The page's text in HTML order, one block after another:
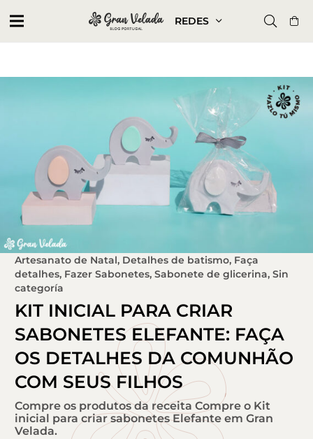
REDES
Artesanato de Natal, Detalhes de batismo, Faça
detalhes, Fazer Sabonetes, Sabonete de glicerina, Sin
categoría
KIT INICIAL PARA CRIAR
SABONETES ELEFANTE: FAÇA
OS DETALHES DA COMUNHÃO
COM SEUS FILHOS
Compre os produtos da receita Compre o Kit
inicial para criar sabonetes Elefante em Gran
Velada.